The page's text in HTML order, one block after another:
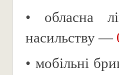
• обласна
насильству —
• мобільні